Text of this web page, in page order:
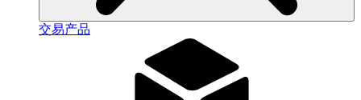
交易产品